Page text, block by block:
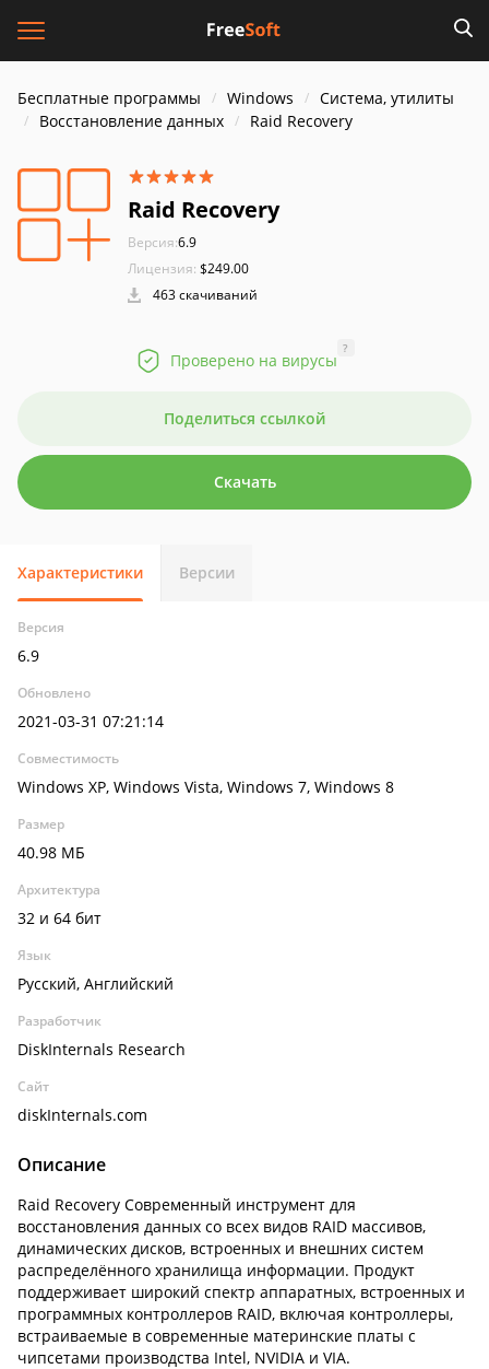
Бесплатные программы Windows
Система, утилиты
Восстановление данных
Raid Recovery
Raid Recovery
Версия:6.9
Лицензия: $249.00
463 скачиваний
Проверено на вирусы
?
Поделиться ссылкой
Скачать
Характеристики Версии
Версия
6.9
Обновлено
2021-03-31 07:21:14
Совместимость
Windows XP, Windows Vista, Windows 7, Windows 8
Размер
40.98 МБ
Архитектура
32 и 64 бит
Язык
Русский, Английский
Разработчик
DiskInternals Research
Сайт
diskInternals.com
Описание
Raid Recovery Современный инструмент для
восстановления данных со всех видов RAID массивов,
динамических дисков, встроенных и внешних систем
распределённого хранилища информации. Продукт
поддерживает широкий спектр аппаратных, встроенных и
программных контроллеров RAID, включая контроллеры,
встраиваемые в современные материнские платы с
чипсетами производства Intel, NVIDIA и VIA.